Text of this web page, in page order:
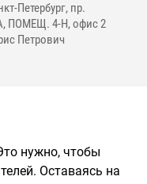
Петербург, пр.
ПОМЕЩ. 4-Н, офис 2
Петрович
нужно, чтобы
Оставаясь на